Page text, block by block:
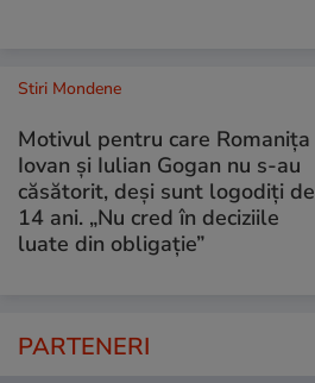
Stiri Mondene
Motivul pentru care Romanița
Iovan și Iulian Gogan nu s-au
căsătorit, deși sunt logodiți de
14 ani. „Nu cred în deciziile
luate din obligație”
PARTENERI